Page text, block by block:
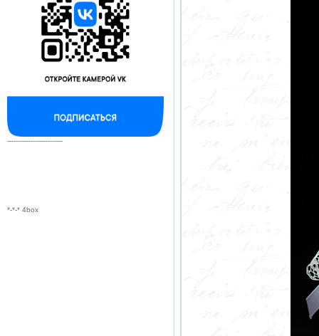
--------------------------
*-*-* 4box